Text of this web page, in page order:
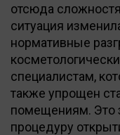
отсюда
ситуация
нормативные
специалистам,
также упрощен
помещениям. Это
процедуру